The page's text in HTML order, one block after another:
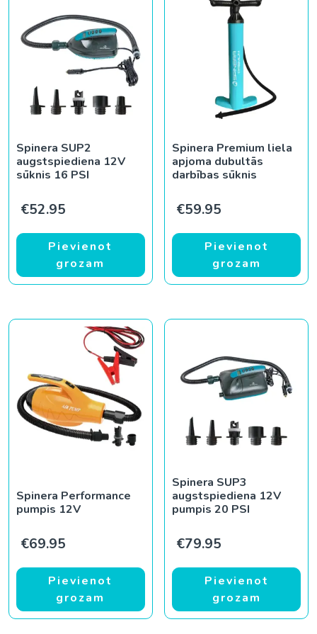
Spinera SUP2
augstspiediena 12V
sūknis 16 PSI
€52.95
Pievienot
grozam
Spinera Premium liela
apjoma dubultās
darbības sūknis
€59.95
Pievienot
grozam
Spinera Performance
pumpis 12V
€69.95
Pievienot
grozam
Spinera SUP3
augstspiediena 12V
pumpis 20 PSI
€79.95
Pievienot
grozam